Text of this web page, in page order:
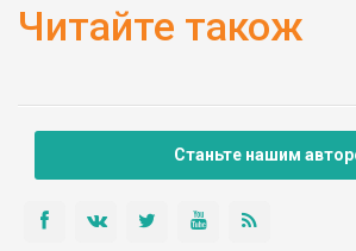
Читайте також
Станьте нашим